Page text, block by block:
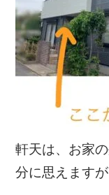
軒天は、お家
分に思えますが